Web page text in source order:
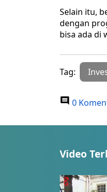
Selain itu,
dengan
bisa ada di
Tag:
0
Video